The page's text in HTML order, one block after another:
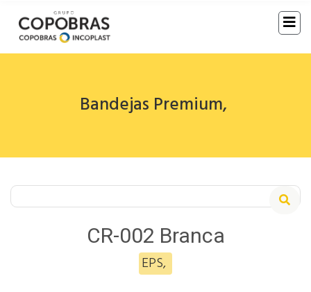
Bandejas Premium,
CR-002 Branca
EPS,